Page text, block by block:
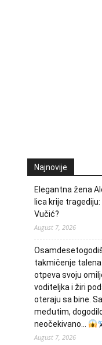
Najnovije
Elegantna žena
lica krije
Vučić?
August 7, 2026
takmičenje
otpeva svoju
voditeljka i žiri
oteraju sa bine.
međutim,
neočekivano…
August 7, 2026